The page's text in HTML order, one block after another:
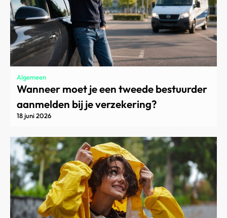
Algemeen
Wanneer moet je een tweede bestuurder
aanmelden bij je verzekering?
18 juni 2026